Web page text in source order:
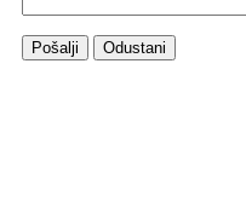
Pošalji Odustani